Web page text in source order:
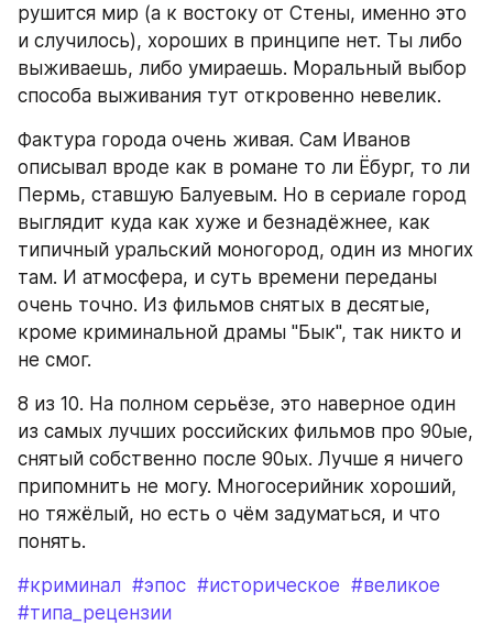
рушится мир (а к востоку от Стены, именно это
и случилось), хороших в принципе нет. Ты либо
выживаешь, либо умираешь. Моральный выбор
способа выживания тут откровенно невелик.
Фактура города очень живая. Сам Иванов
описывал вроде как в романе то ли Ёбург, то ли
Пермь, ставшую Балуевым. Но в сериале город
выглядит куда как хуже и безнадёжнее, как
типичный уральский моногород, один из многих
там. И атмосфера, и суть времени переданы
очень точно. Из фильмов снятых в десятые,
кроме криминальной драмы "Бык", так никто и
не смог.
8 из 10. На полном серьёзе, это наверное один
из самых лучших российских фильмов про 90ые,
снятый собственно после 90ых. Лучше я ничего
припомнить не могу. Многосерийник хороший,
но тяжёлый, но есть о чём задуматься, и что
понять.
#криминал #эпос #историческое #великое
#типа_рецензии